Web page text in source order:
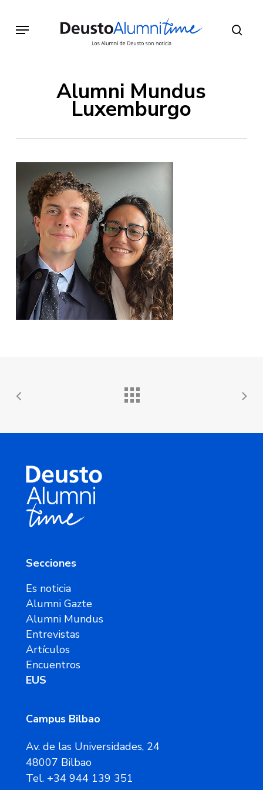
main
Menu
Alumni Mundus
Luxemburgo
Secciones
Es noticia
Alumni Gazte
Alumni Mundus
Entrevistas
Artículos
Encuentros
EUS
Campus Bilbao
Av. de las Universidades, 24
48007 Bilbao
Tel. +34 944 139 351